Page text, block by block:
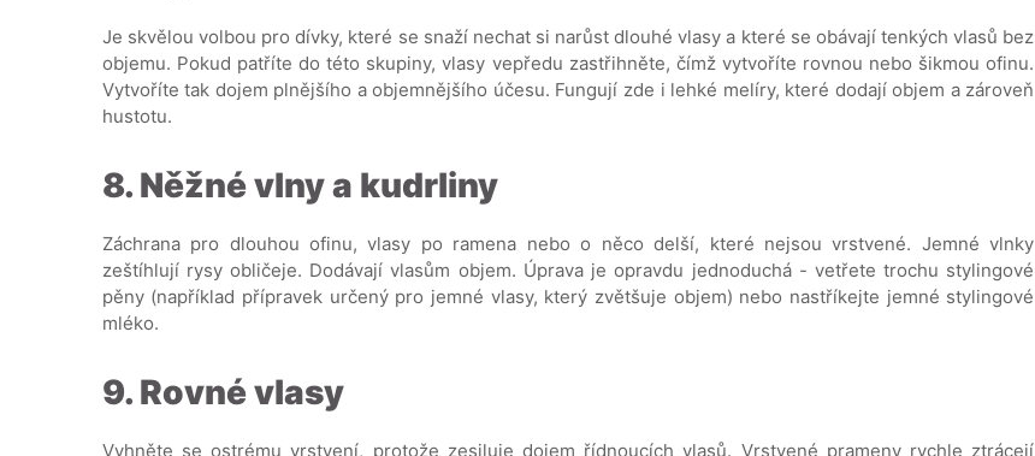
Je skvělou volbou pro dívky, které se snaží nechat si narůst dlouhé vlasy a které se obávají tenkých vlasů bez
objemu. Pokud patříte do této skupiny, vlasy vepředu zastřihněte, čímž vytvoříte rovnou nebo šikmou ofinu.
Vytvoříte tak dojem plnějšího a objemnějšího účesu. Fungují zde i lehké melíry, které dodají objem a zároveň
hustotu.
8. Něžné vlny a kudrliny
Záchrana pro dlouhou ofinu, vlasy po ramena nebo o něco delší, které nejsou vrstvené. Jemné vlnky
zeštíhlují rysy obličeje. Dodávají vlasům objem. Úprava je opravdu jednoduchá - vetřete trochu stylingové
pěny (například přípravek určený pro jemné vlasy, který zvětšuje objem) nebo nastříkejte jemné stylingové
mléko.
9. Rovné vlasy
Vyhněte se ostrému vrstvení, protože zesiluje dojem řídnoucích vlasů. Vrstvené prameny rychle ztrácejí